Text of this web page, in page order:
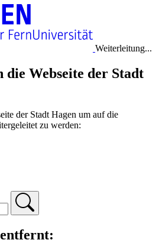
Weiterleitung...
die Webseite der Stadt
der Stadt Hagen um auf die
zu werden: